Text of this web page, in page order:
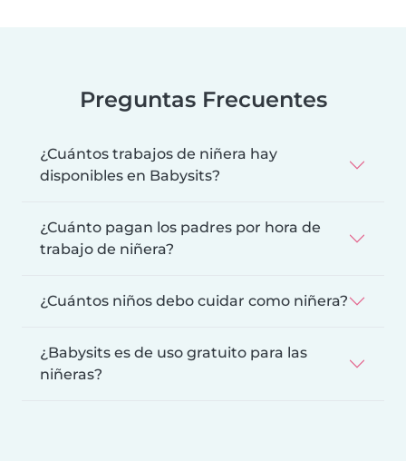
Preguntas Frecuentes
¿Cuántos trabajos de niñera hay
disponibles en Babysits?
¿Cuánto pagan los padres por hora de
trabajo de niñera?
¿Cuántos niños debo cuidar como niñera?
¿Babysits es de uso gratuito para las
niñeras?